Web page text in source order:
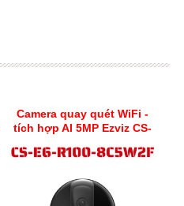
Camera quay quét WiFi -
tích hợp AI 5MP Ezviz CS-